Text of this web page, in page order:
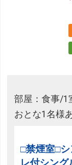
部屋：食事/1
おとな1名様
□禁煙室□